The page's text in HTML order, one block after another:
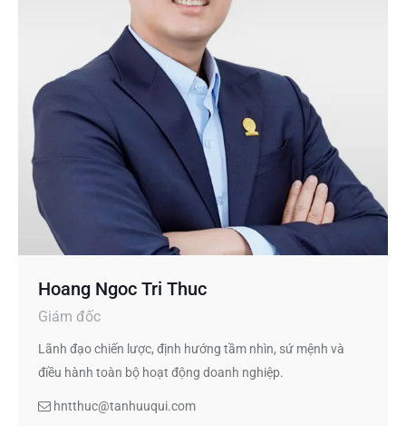
Hoang Ngoc Tri Thuc
Giám đốc
Lãnh đạo chiến lược, định hướng tầm nhìn, sứ mệnh và
điều hành toàn bộ hoạt động doanh nghiệp.
hntthuc@tanhuuqui.com